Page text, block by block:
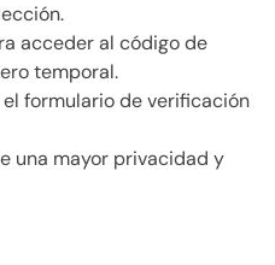
acceder al código de
temporal.
formulario de verificación
una mayor privacidad y